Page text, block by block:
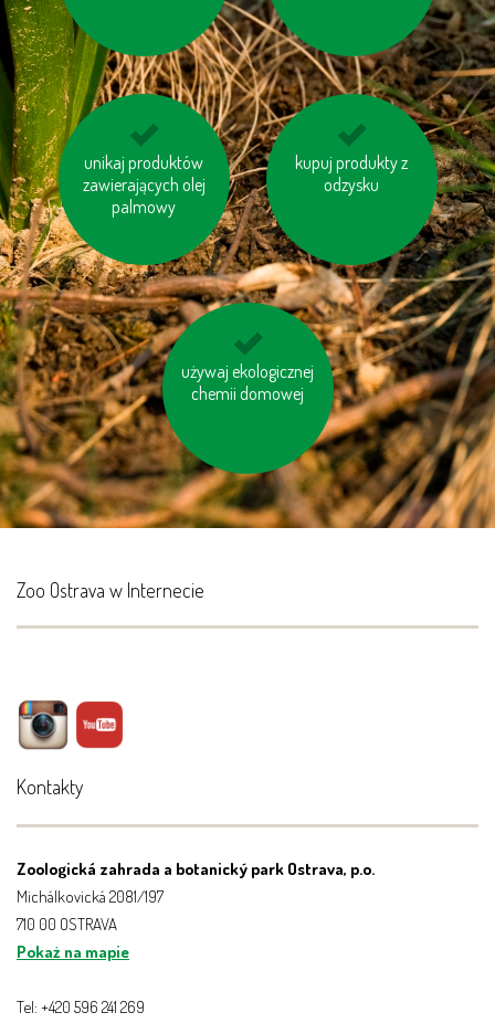
unikaj produktów
zawierających olej
palmowy
segreguj śmieci
kupuj produkty z
odzysku
korzystaj z
energooszczędnych
używaj ekologicznej
chemii domowej
nie korzystaj z trybu
„Standby“
Zoo Ostrava w Internecie
Kontakty
Zoologická zahrada a botanický park Ostrava, p.o.
Michálkovická 2081/197
710 00 OSTRAVA
Pokaż na mapie
Tel: +420 596 241 269